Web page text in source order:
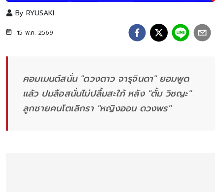
By RYUSAKI
15 พ.ค. 2569
คอมเมนต์สนั่น "ดวงดาว จารุจินดา" ยอมพูด
แล้ว ปมลือสนั่นไม่ปลื้มสะใภ้ หลัง "ตั้ม วิชญะ"
ลูกชายคนโตเลิกรา "หญิงออน ดวงพร"